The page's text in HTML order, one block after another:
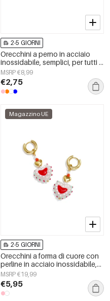
2-5 GIORNI
Orecchini a perno in acciaio
inossidabile, semplici, per tutti i
giorni, serie Simple, gioielli da
donna
MSRP €8,99
€2,75
Magazzino UE
2-5 GIORNI
Orecchini a forma di cuore con
perline in acciaio inossidabile,
serie &quot;Cute Daily
Simple&quot;, gioielli da donna.
MSRP €19,99
€5,95